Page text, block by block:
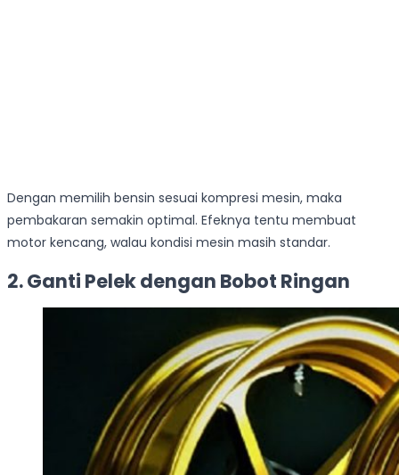
Dengan memilih bensin sesuai kompresi mesin, maka
pembakaran semakin optimal. Efeknya tentu membuat
motor kencang, walau kondisi mesin masih standar.
2. Ganti Pelek dengan Bobot Ringan